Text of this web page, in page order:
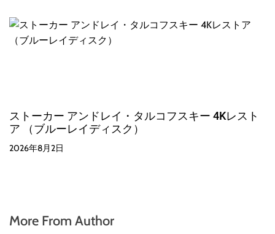
ストーカー アンドレイ・タルコフスキー 4Kレスト
ア （ブルーレイディスク）
2026年8月2日
More From Author